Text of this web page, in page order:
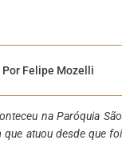
Por Felipe Mozelli
na Paróquia São
que atuou desde que foi